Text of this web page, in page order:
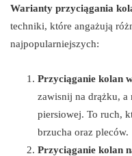
Warianty przyciągania
techniki, które angażują
najpopularniejszych:
Przyciąganie kolan
zawisnij na drążku,
piersiowej. To ruch,
brzucha oraz pleców.
Przyciąganie kolan